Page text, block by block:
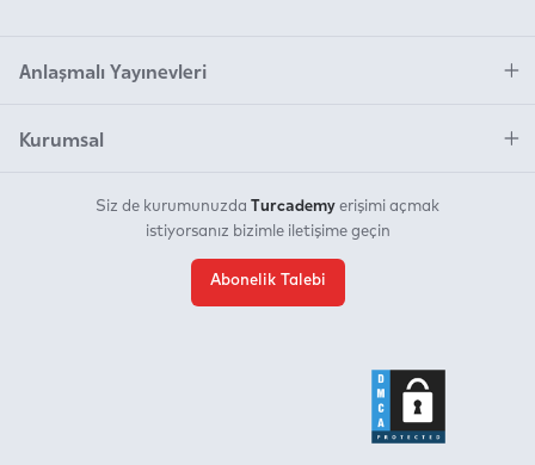
Anlaşmalı Yayınevleri
Kurumsal
Siz de kurumunuzda Turcademy erişimi açmak
istiyorsanız bizimle iletişime geçin
Abonelik Talebi